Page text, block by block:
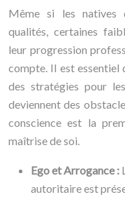
Même si les natives
qualités, certaines
leur progression
compte. Il est
des stratégies pour
deviennent des
conscience est la
maîtrise de soi.
Ego et Arrogance :
autoritaire est